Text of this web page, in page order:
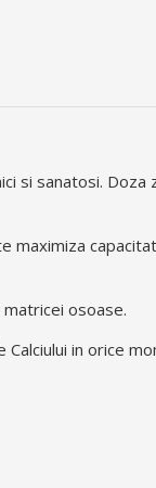
sanatosi. Doza
osoase.
in orice